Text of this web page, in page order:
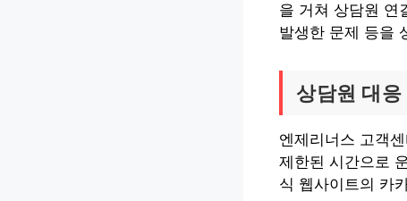
을 거쳐 상담원 연
발생한 문제 등을
상담원 대
엔제리너스 고객
제한된 시간으로
식 웹사이트의 카